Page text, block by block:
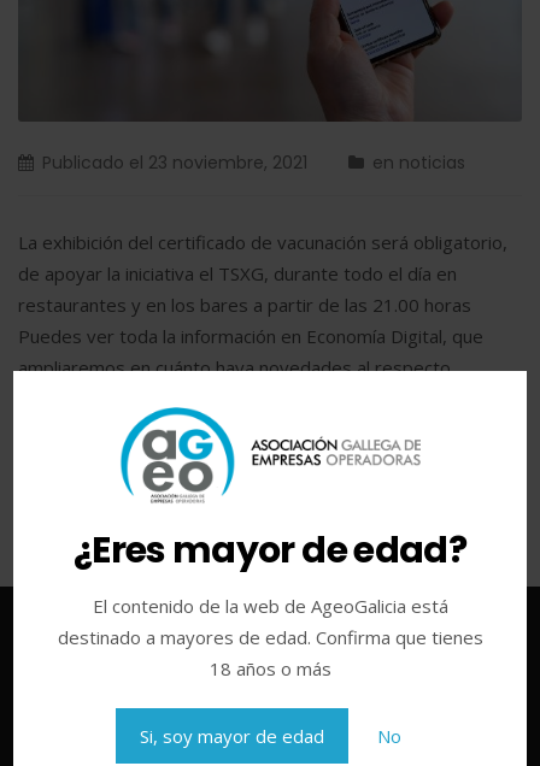
¿Eres mayor de edad?
El contenido de la web de AgeoGalicia está
destinado a mayores de edad. Confirma que tienes
18 años o más
Si, soy mayor de edad No
Publicado el 23 noviembre, 2021 en noticias
La exhibición del certificado de vacunación será obligatorio,
de apoyar la iniciativa el TSXG, durante todo el día en
restaurantes y en los bares a partir de las 21.00 horas
Puedes ver toda la información en Economía Digital, que
ampliaremos en cuánto haya novedades al respecto.
LEER MÁS